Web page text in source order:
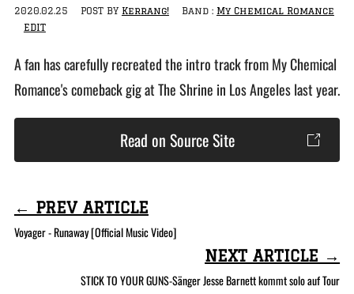
2020.02.25 POST BY Kerrang! Band : My Chemical Romance
EDIT
A fan has carefully recreated the intro track from My Chemical
Romance's comeback gig at The Shrine in Los Angeles last year.
Read on Source Site
← PREV ARTICLE
Voyager - Runaway [Official Music Video]
NEXT ARTICLE →
STICK TO YOUR GUNS-Sänger Jesse Barnett kommt solo auf Tour